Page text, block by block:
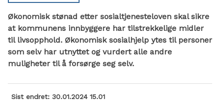
Økonomisk stønad etter sosialtjenesteloven skal sikre
at kommunens innbyggere har tilstrekkelige midler
til livsopphold. Økonomisk sosialhjelp ytes til personer
som selv har utnyttet og vurdert alle andre
muligheter til å forsørge seg selv.
Sist endret 30.01.2024 15.01